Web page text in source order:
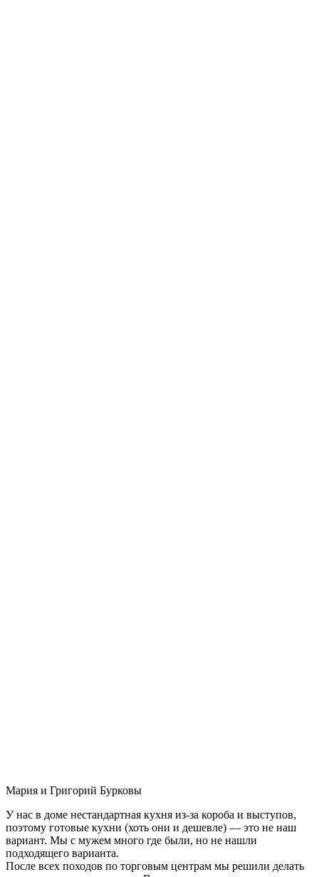
Мария и Григорий Бурковы
У нас в доме нестандартная кухня из-за короба и выступов,
поэтому готовые кухни (хоть они и дешевле) — это не наш
вариант. Мы с мужем много где были, но не нашли
подходящего варианта.
После всех походов по торговым центрам мы решили делать